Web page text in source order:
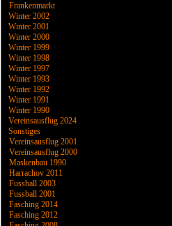
Frankenmarkt
Winter 2002
Winter 2001
Winter 2000
Winter 1999
Winter 1998
Winter 1997
Winter 1993
Winter 1992
Winter 1991
Winter 1990
Vereinsausflug 2024
Sonstiges
Vereinsausflug 2001
Vereinsausflug 2000
Maskenbau 1990
Harrachov 2011
Fussball 2003
Fussball 2001
Fasching 2014
Fasching 2012